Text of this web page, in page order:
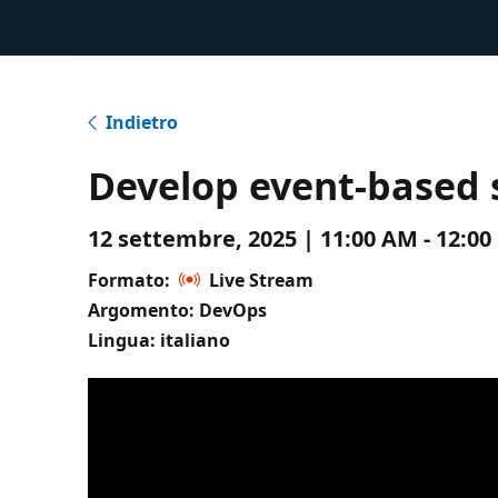
Indietro
Develop event-
12 settembre, 2025 | 11:00 AM -
Formato:
Live Stream
Argomento: DevOps
Lingua: italiano